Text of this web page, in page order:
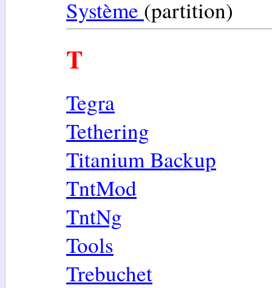
Système (partition)
T
Tegra
Tethering
Titanium Backup
TntMod
TntNg
Tools
Trebuchet